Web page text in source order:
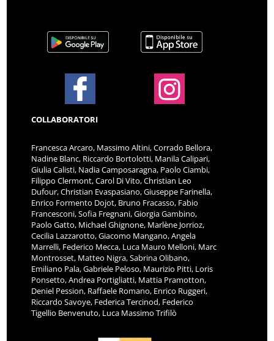
COLLABORATORI
Francesca Arcaro, Massimo Altini, Corrado Bellora,
Nadine Blanc, Riccardo Bortolotti, Manila Calipari,
Giulia Calisti, Nadia Camposaragna, Paolo Ciambi,
Filippo Clermont, Carol Di Vito, Christian Leo
Dufour, Christian Evaspasiano, Giuseppe Farinella,
Enrico Formento Dojot, Bruno Fracasso, Fabio
Francesconi, Sofia Fregnani, Giorgia Gambino,
Paolo Gatto, Michael Ghignone, Marlène Jorrioz,
Cecilia Lazzarotto, Giacomo Mangano, Angela
Marrelli, Federico Mecca, Luca Mauro Melloni, Marc
Montrosset, Matteo Nigra, Sabrina Olibano,
Emiliano Pala, Gabriele Peloso, Maurizio Pitti, Loris
Ponsetto, Andrea Portigliatti, Mattia Pramotton,
Deniel Pession, Raffaele Romano, Enrico Ruggeri,
Riccardo Savoye, Federica Tercinod, Federico
Tigellio Benvenuto, Luca Massimo Trifilò